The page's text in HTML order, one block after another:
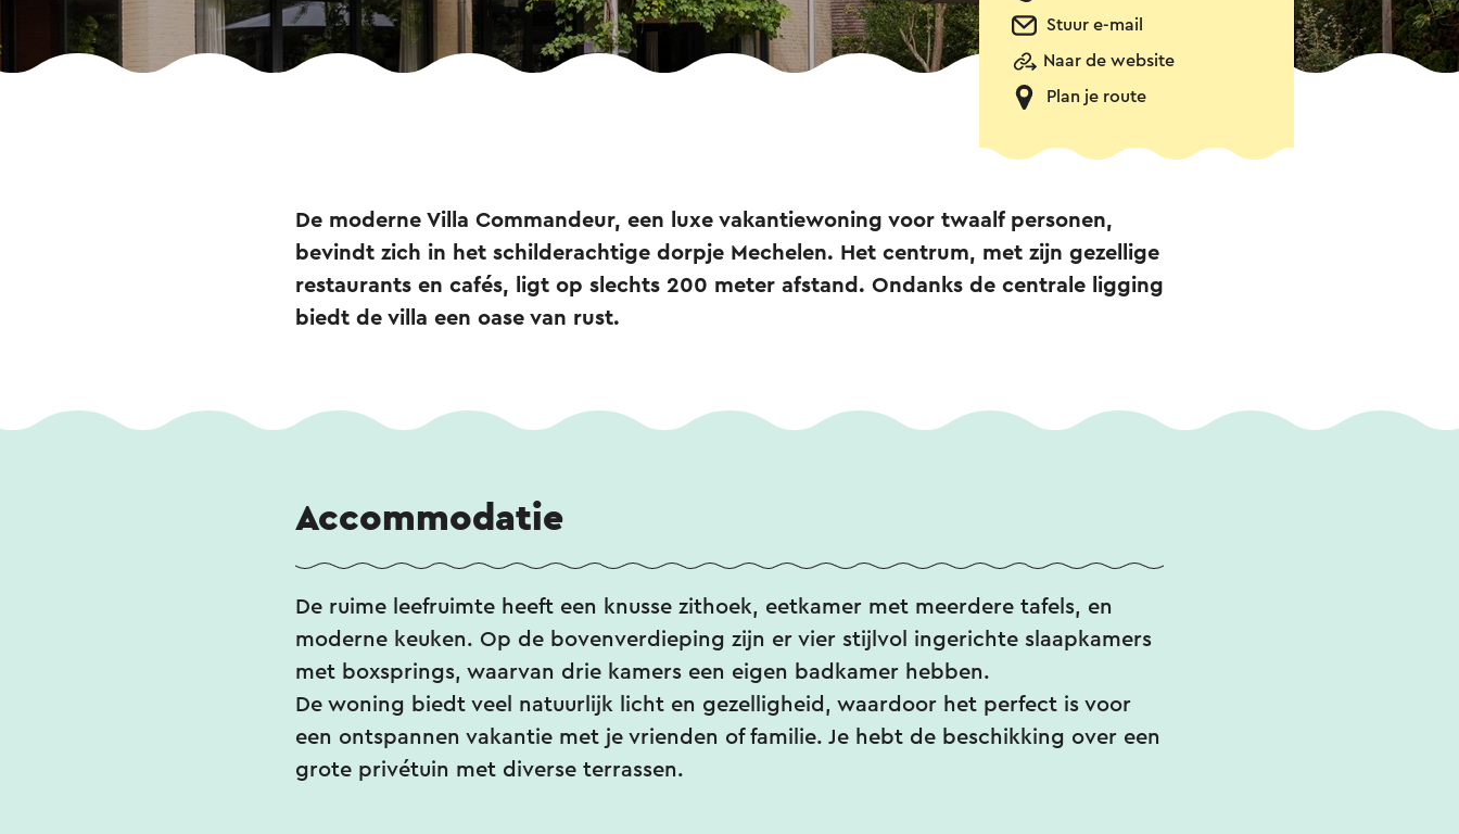
Stuur e-mail
Naar de website
Plan je route
De moderne Villa Commandeur, een luxe vakantiewoning voor twaalf personen,
bevindt zich in het schilderachtige dorpje Mechelen. Het centrum, met zijn gezellige
restaurants en cafés, ligt op slechts 200 meter afstand. Ondanks de centrale ligging
biedt de villa een oase van rust.
Accommodatie
De ruime leefruimte heeft een knusse zithoek, eetkamer met meerdere tafels, en
moderne keuken. Op de bovenverdieping zijn er vier stijlvol ingerichte slaapkamers
met boxsprings, waarvan drie kamers een eigen badkamer hebben.
De woning biedt veel natuurlijk licht en gezelligheid, waardoor het perfect is voor
een ontspannen vakantie met je vrienden of familie. Je hebt de beschikking over een
grote privétuin met diverse terrassen.